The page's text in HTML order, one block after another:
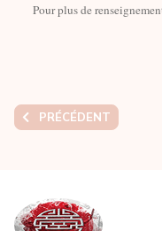
Pour plus de
ARTICLE PRÉCÉDENT :
PRÉCÉDENT